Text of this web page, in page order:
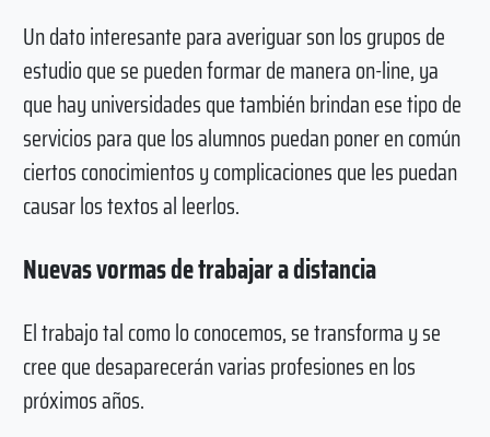
Un dato interesante para averiguar son los grupos de
estudio que se pueden formar de manera on-line, ya
que hay universidades que también brindan ese tipo de
servicios para que los alumnos puedan poner en común
ciertos conocimientos y complicaciones que les puedan
causar los textos al leerlos.
Nuevas vormas de trabajar a distancia
El trabajo tal como lo conocemos, se transforma y se
cree que desaparecerán varias profesiones en los
próximos años.